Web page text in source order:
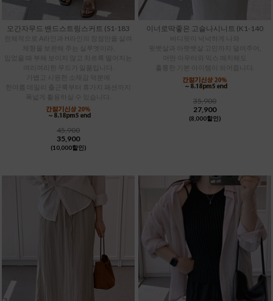
오간자무드 밴드스트링스커트 (S1-183
전체적으로 A라인과 H라인의 장점만을 살려
체형을 보완해 주는 실루엣이라,
여리여리한 무드가 일품입니다.
가볍고 시원한 소재감 덕분에
한여름 데일리 출근룩부터 휴가지 패션까지
폭넓게 활용하실 수 있습니다.
45,900
35,900
(10,000할인)
이너로딱좋은 고슬나시니트 (K1-140
바디핏이 넉넉하게 나와
윗뱃살과 아랫뱃살 고민까지 덜어주어,
어떤 아우터와 믹스 매치해도
훌륭한 기본 아이템이 되어줍니다.
35,900
27,900
(8,000할인)